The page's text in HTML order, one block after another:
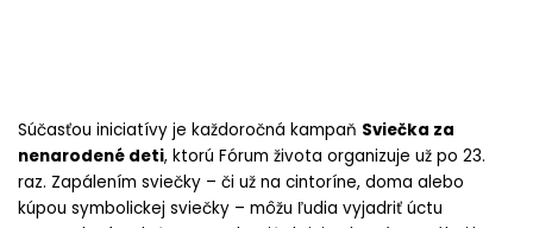
Súčasťou iniciatívy je každoročná kampaň Sviečka za
nenarodené deti, ktorú Fórum života organizuje už po 23.
raz. Zapálením sviečky – či už na cintoríne, doma alebo
kúpou symbolickej sviečky – môžu ľudia vyjadriť úctu